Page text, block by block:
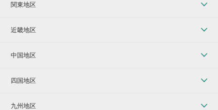
関東地区
近畿地区
中国地区
四国地区
九州地区